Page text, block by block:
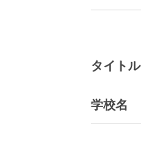
タイトル
学校名